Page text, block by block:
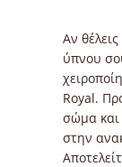
Αν
ύπνου
Royal.
σώμα και
στην